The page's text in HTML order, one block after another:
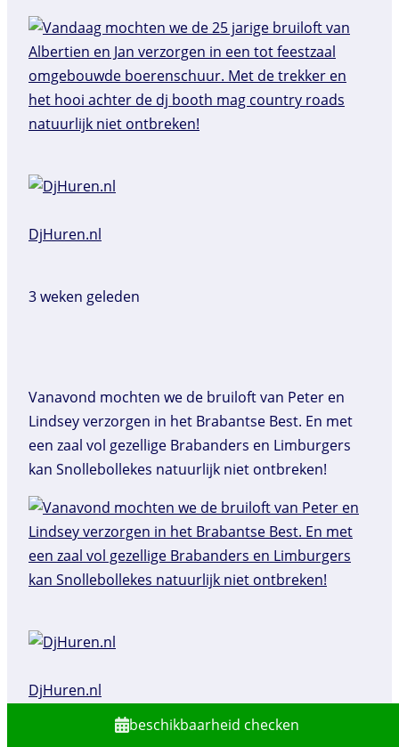
DjHuren.nl️
3 weken geleden
Vanavond mochten we de bruiloft van Peter en
Lindsey verzorgen in het Brabantse Best. En met
een zaal vol gezellige Brabanders en Limburgers
kan Snollebollekes natuurlijk niet ontbreken!
DjHuren.nl️
beschikbaarheid checken